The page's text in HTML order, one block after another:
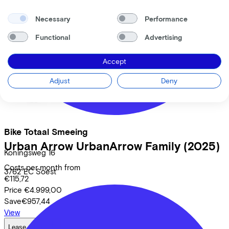
Bike Totaal Smeeing
Koningsweg 16
3762 EC Soest
Urban Arrow UrbanArrow Family (2025)
Costs per month from
€115,72
Price €4.999,00
Save€957,44
View
Lease a Bike
Necessary Performance
Functional Advertising
Accept
Adjust Deny